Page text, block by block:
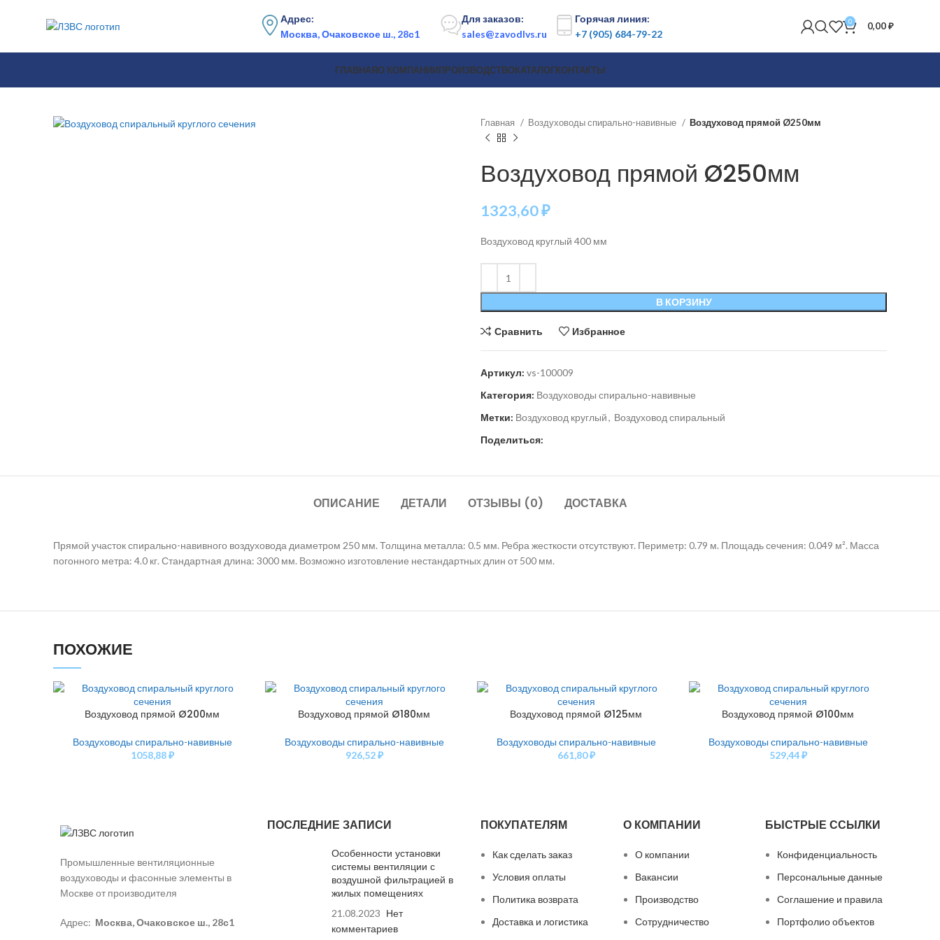
Адрес:
Москва, Очаковское ш., 28с1
Для заказов:
sales@zavodlvs.ru
Горячая линия:
+7 (905) 684-79-22
0 0,00₽
ГЛАВНАЯО КОМПАНИИПРОИЗВОДСТВОКАТАЛОГКОНТАКТЫ
Главная Воздуховоды спирально-навивные Воздуховод прямой Ø250мм
Воздуховод прямой Ø250мм
1323,60₽
Воздуховод круглый 400 мм
В КОРЗИНУ
Сравнить Избранное
Артикул: vs-100009
Категория: Воздуховоды спирально-навивные
Метки: Воздуховод круглый, Воздуховод спиральный
Поделиться:
ОПИСАНИЕ ДЕТАЛИ ОТЗЫВЫ (0) ДОСТАВКА
Прямой участок спирально-навивного воздуховода диаметром 250 мм. Толщина металла: 0.5 мм. Ребра жесткости отсутствуют. Периметр: 0.79 м. Площадь сечения: 0.049 м². Масса
погонного метра: 4.0 кг. Стандартная длина: 3000 мм. Возможно изготовление нестандартных длин от 500 мм.
ПОХОЖИЕ
В КОРЗИНУВоздуховод прямой Ø200мм
Воздуховоды спирально-навивные
1058,88₽
В КОРЗИНУВоздуховод прямой Ø180мм
Воздуховоды спирально-навивные
926,52₽
В КОРЗИНУВоздуховод прямой Ø125мм
Воздуховоды спирально-навивные
661,80₽
В КОРЗИНУВоздуховод прямой Ø100мм
Воздуховоды спирально-навивные
529,44₽
Промышленные вентиляционные
воздуховоды и фасонные элементы в
Москве от производителя
Адрес: Москва, Очаковское ш., 28с1
ПОСЛЕДНИЕ ЗАПИСИ
Особенности установки
системы вентиляции с
воздушной фильтрацией в
жилых помещениях
21.08.2023 Нет
комментариев
ПОКУПАТЕЛЯМ
Как сделать заказ
Условия оплаты
Политика возврата
Доставка и логистика
О КОМПАНИИ
О компании
Вакансии
Производство
Сотрудничество
БЫСТРЫЕ ССЫЛКИ
Конфиденциальность
Персональные данные
Соглашение и правила
Портфолио объектов